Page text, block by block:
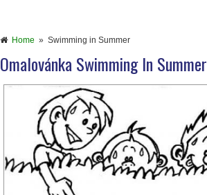
Home » Swimming in Summer
Omalovánka Swimming In Summer